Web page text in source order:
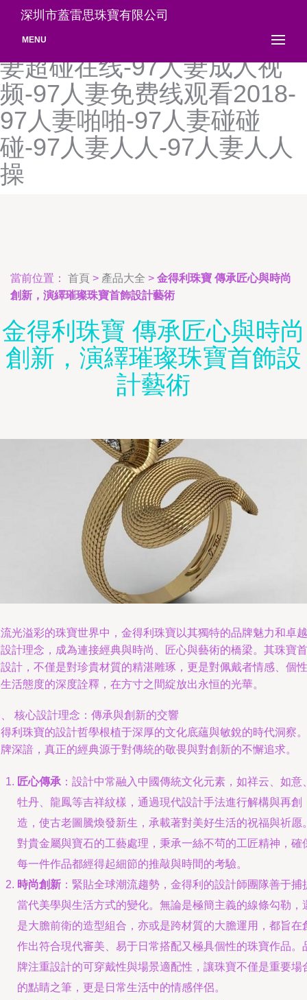
97人摸人人澡人人人超一
碰-97人妻-97人妻超碰-97人
妻超碰在线-97人妻成人视
频-97人妻免费线观看2018-
97人妻啪啪-97人妻碰碰
碰-97人妻人人-97人妻人人
操
深圳市蓋雷思珠寶有限公司
MENU
當前位置： 首頁 > 產品大全 > 金得利珠寶 傳承匠心與時尚
創新，演繹璀璨珠寶首飾設計藝術
金得利珠寶 傳承匠心與時尚
創新，演繹璀璨珠寶首飾設
計藝術
光溢彩的珠寶世界中，金得利珠寶以其獨特的品牌魅力和卓越
計理念，成為連接經典與時尚、匠心與藝術的橋梁。其珠寶首
計，不僅是對珍貴材質的精湛雕琢，更是對佩戴者情感、個性
活態度的深度詮釋，在方寸之間綻放出永恒的光華。
核心設計理念：傳承與創新的交響
利珠寶的設計哲學根植于深厚的文化底蘊與敏銳的時代洞察。
深諳，真正的經典源于對傳統的敬畏與對創新的不懈追求。
匠心傳承 ：設計中常融入中國傳統文化元素，如祥云、如意
牡丹、龍鳳等吉祥紋樣，通過現代設計手法進行解構與再創
造，使古老圖騰煥發新生，承載著對美好生活的祝福與祈愿
對貴金屬與寶石的工藝處理，秉承一絲不茍的工匠精神，確
每一件作品都經得起細節的推敲與時間的考驗。
時尚創新 ：緊貼全球潮流趨勢，金得利的設計師團隊善于捕
當代美學與生活方式的變化。無論是極簡主義的線條勾勒，
是大膽前衛的造型組合，亦或是跨材質的大膽運用，都旨在
作出符合現代審美、易于日常搭配又極具個性的珠寶作品。
牌注重設計的可穿戴性與場景適配性，讓珠寶不僅是重要場
的點睛之筆，更是日常生活中的情感伴侶。